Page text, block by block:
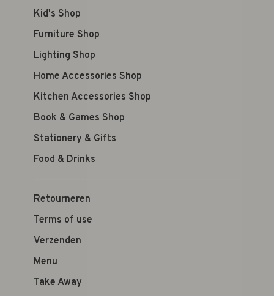
Kid's Shop
Furniture Shop
Lighting Shop
Home Accessories Shop
Kitchen Accessories Shop
Book & Games Shop
Stationery & Gifts
Food & Drinks
Retourneren
Terms of use
Verzenden
Menu
Take Away